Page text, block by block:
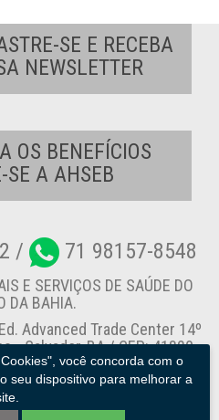
você concorda com o
seu dispositivo para melhorar a
SE E RECEBA
NEWSLETTER
OS BENEFÍCIOS
SE A AHSEB
/ 71 98157-8548
E SERVIÇOS DE SAÚDE DO
DA BAHIA.
Advanced Trade Center 14º
- Salvador-BA / CEP: 41820-
774
Denúncia